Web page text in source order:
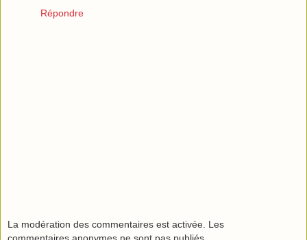
Répondre
La modération des commentaires est activée. Les
commentaires anonymes ne sont pas publiés